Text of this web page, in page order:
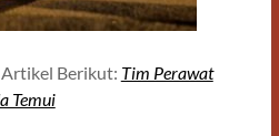
Artikel Berikut: Tim Perawat
Temui